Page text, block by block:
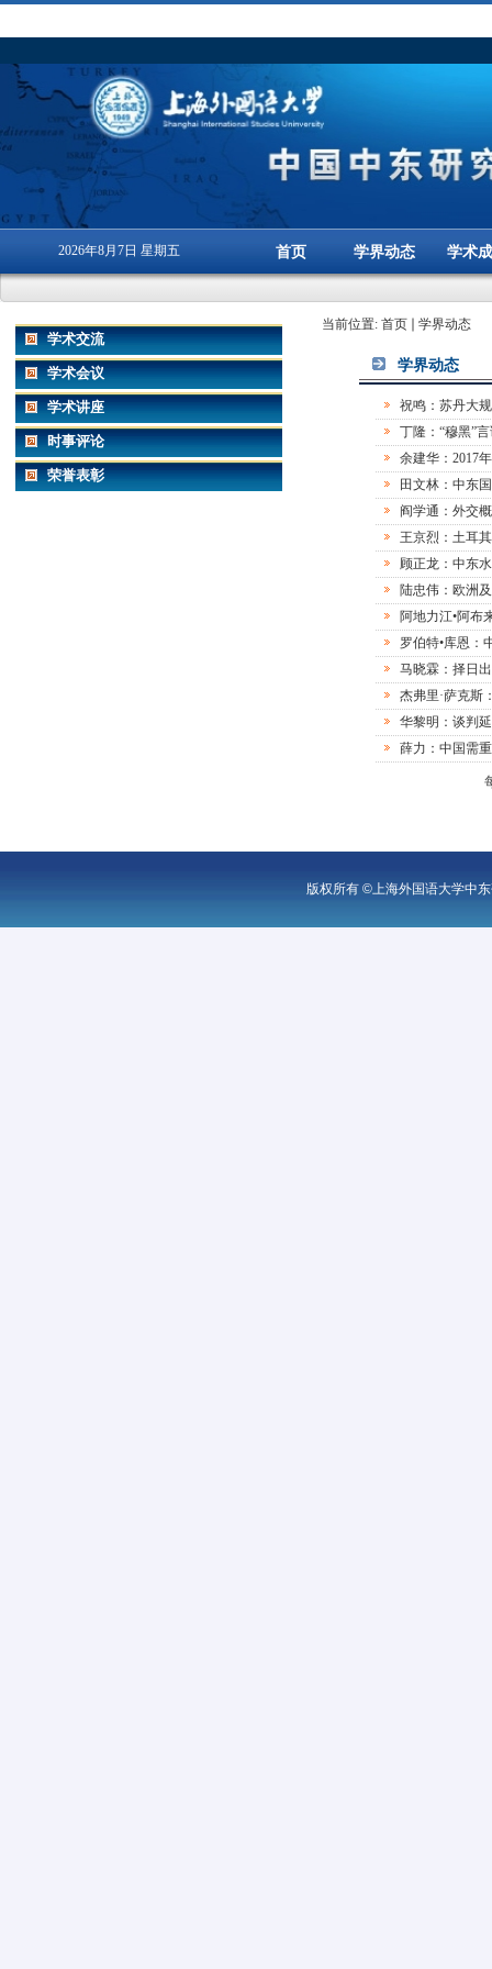
2026年8月7日 星期五 首页 学界动态 学术
学术交流
学术会议
学术讲座
时事评论
荣誉表彰
当前位置: 首页 学界动态
学界动态
祝鸣：苏丹大
丁隆：“穆黑”
余建华：2017
田文林：中东
阎学通：外交
王京烈：土耳
顾正龙：中东
陆忠伟：欧洲
阿地力江•阿布
罗伯特•库恩：
马晓霖：择日
杰弗里·萨克斯
华黎明：谈判
薛力：中国需
版权所有 ©上海外国语大学中